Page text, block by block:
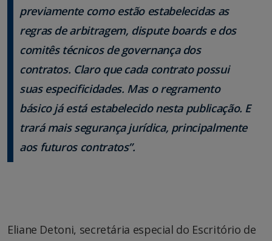
previamente como estão estabelecidas as
regras de arbitragem, dispute boards e dos
comitês técnicos de governança dos
contratos. Claro que cada contrato possui
suas especificidades. Mas o regramento
básico já está estabelecido nesta publicação. E
trará mais segurança jurídica, principalmente
aos futuros contratos”.
Eliane Detoni, secretária especial do Escritório de